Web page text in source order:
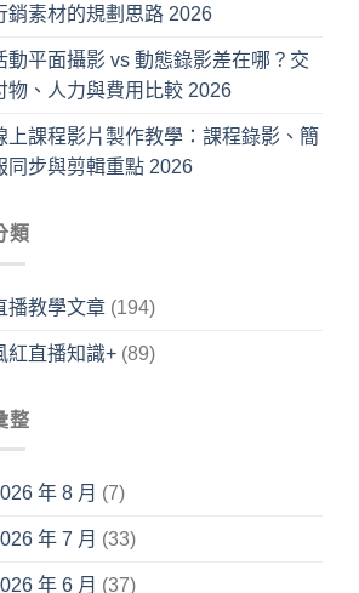
銷素材的規劃思路 2026
動平面攝影 vs 動態錄影差在哪？交
物、人力與費用比較 2026
上課程影片製作教學：課程錄影、簡
同步與剪輯重點 2026
類
播教學文章 (194)
紅直播知識+ (89)
整
年 8 月 (7)
年 7 月 (33)
年 6 月 (37)